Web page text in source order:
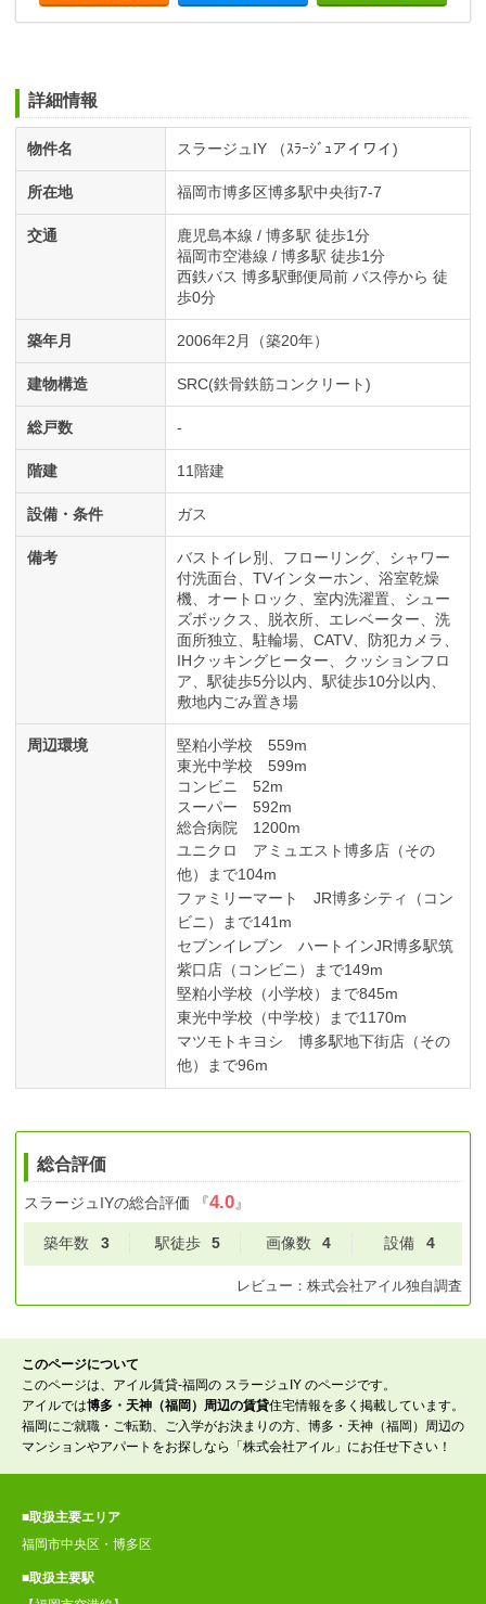
詳細情報
物件名 スラージュIY （ｽﾗｰｼﾞｭアイワイ)
所在地 福岡市博多区博多駅中央街7-7
交通
鹿児島本線 / 博多駅 徒歩1分
福岡市空港線 / 博多駅 徒歩1分
西鉄バス 博多駅郵便局前 バス停から 徒
歩0分
築年月 2006年2月（築20年）
建物構造 SRC(鉄骨鉄筋コンクリート)
総戸数 -
階建 11階建
設備・条件 ガス
備考
バストイレ別、フローリング、シャワー
付洗面台、TVインターホン、浴室乾燥
機、オートロック、室内洗濯置、シュー
ズボックス、脱衣所、エレベーター、洗
面所独立、駐輪場、CATV、防犯カメラ、
IHクッキングヒーター、クッションフロ
ア、駅徒歩5分以内、駅徒歩10分以内、
敷地内ごみ置き場
周辺環境
堅粕小学校 559m
東光中学校 599m
コンビニ 52m
スーパー 592m
総合病院 1200m
ユニクロ アミュエスト博多店（その
他）まで104m
ファミリーマート JR博多シティ（コン
ビニ）まで141m
セブンイレブン ハートインJR博多駅筑
紫口店（コンビニ）まで149m
堅粕小学校（小学校）まで845m
東光中学校（中学校）まで1170m
マツモトキヨシ 博多駅地下街店（その
他）まで96m
総合評価
スラージュIYの総合評価 『4.0』
築年数 3 駅徒歩 5 画像数 4 設備 4
レビュー： 株式会社アイル独自調査
このページについて
このページは、アイル賃貸-福岡の スラージュIY のページです。
アイルでは博多・天神（福岡）周辺の賃貸住宅情報を多く掲載しています。
福岡にご就職・ご転勤、ご入学がお決まりの方、博多・天神（福岡）周辺の
マンションやアパートをお探しなら「株式会社アイル」にお任せ下さい！
■取扱主要エリア
福岡市中央区・博多区
■取扱主要駅